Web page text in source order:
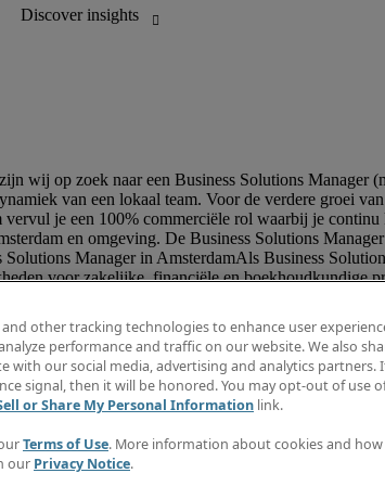
other tracking technologies to enhance user
performance and traffic on our website. We also
with our social media, advertising and analytics partners.
signal, then it will be honored. You may opt-out of use
or Share My Personal Information link.
Terms of Use. More information about cookies and how
our Privacy Notice.